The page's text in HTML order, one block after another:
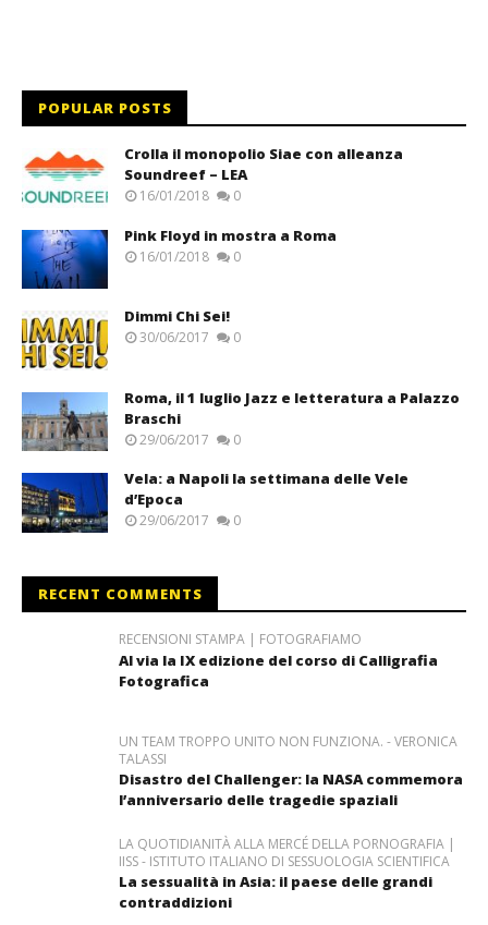
POPULAR POSTS
Crolla il monopolio Siae con alleanza
Soundreef – LEA
16/01/2018 0
Pink Floyd in mostra a Roma
16/01/2018 0
Dimmi Chi Sei!
30/06/2017 0
Roma, il 1 luglio Jazz e letteratura a Palazzo
Braschi
29/06/2017 0
Vela: a Napoli la settimana delle Vele
d’Epoca
29/06/2017 0
RECENT COMMENTS
RECENSIONI STAMPA | FOTOGRAFIAMO
Al via la IX edizione del corso di Calligrafia
Fotografica
UN TEAM TROPPO UNITO NON FUNZIONA. - VERONICA
TALASSI
Disastro del Challenger: la NASA commemora
l’anniversario delle tragedie spaziali
LA QUOTIDIANITÀ ALLA MERCÉ DELLA PORNOGRAFIA |
IISS - ISTITUTO ITALIANO DI SESSUOLOGIA SCIENTIFICA
La sessualità in Asia: il paese delle grandi
contraddizioni